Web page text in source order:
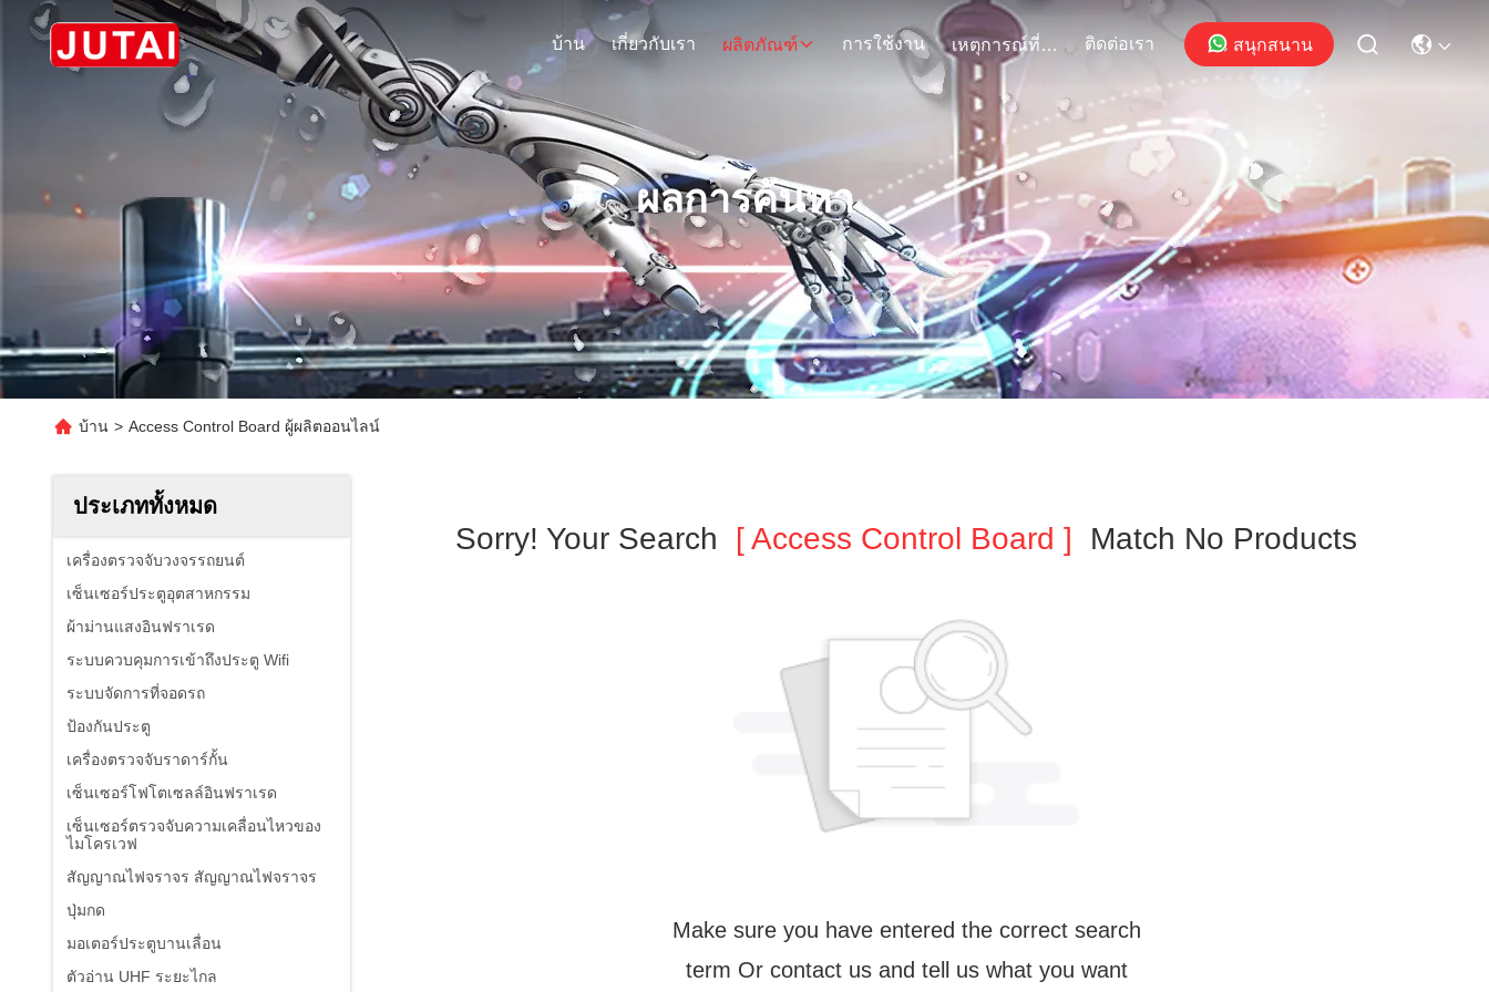
บ้าน เกี่ยวกับเรา ผลิตภัณฑ์ การใช้งาน เหตุการณ์ที่เกิดขึ้น ติดต่อเรา สนุกสนาน
ผลการค้นหา
บ้าน > Access Control Board ผู้ผลิตออนไลน์
ประเภททั้งหมด
เครื่องตรวจจับวงจรรถยนต์
เซ็นเซอร์ประตูอุตสาหกรรม
ผ้าม่านแสงอินฟราเรด
ระบบควบคุมการเข้าถึงประตู Wifi
ระบบจัดการที่จอดรถ
ป้องกันประตู
เครื่องตรวจจับราดาร์กั้น
เซ็นเซอร์โฟโตเซลล์อินฟราเรด
เซ็นเซอร์ตรวจจับความเคลื่อนไหวของ
ไมโครเวฟ
สัญญาณไฟจราจร สัญญาณไฟจราจร
ปุ่มกด
มอเตอร์ประตูบานเลื่อน
ตัวอ่าน UHF ระยะไกล
Sorry! Your Search [ Access Control Board ] Match No Products
Make sure you have entered the correct search
term Or contact us and tell us what you want